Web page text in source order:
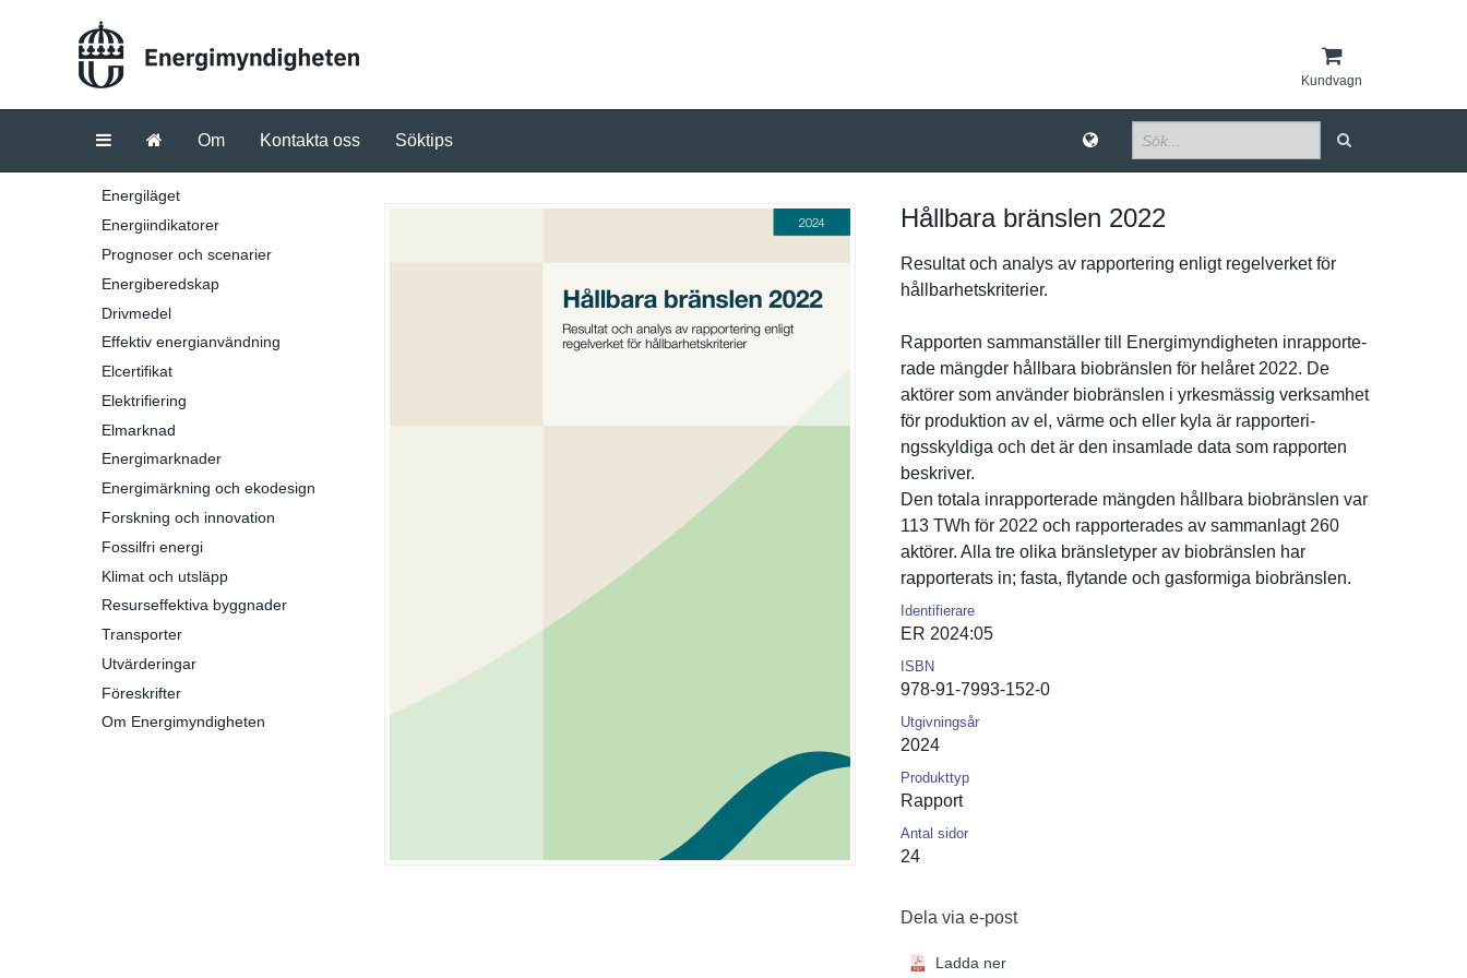
Kundvagn
Om Kontakta oss Söktips
Energiläget
Energiindikatorer
Prognoser och scenarier
Energiberedskap
Drivmedel
Effektiv energianvändning
Elcertifikat
Elektrifiering
Elmarknad
Energimarknader
Energimärkning och ekodesign
Forskning och innovation
Fossilfri energi
Klimat och utsläpp
Resurseffektiva byggnader
Transporter
Utvärderingar
Föreskrifter
Om Energimyndigheten
Hållbara bränslen 2022
Resultat och analys av rapporteri­ng enligt regelverke­t för
hållbarhet­skriterier.
Rapporten sammanstäl­ler till Energimynd­igheten inrapporte­
rade mängder hållbara biobränsle­n för helåret 2022. De
aktörer som använder biobränsle­n i yrkesmässi­g verksamhet
för produktion av el, värme och eller kyla är rapporteri­
ngsskyldig­a och det är den insamlade data som rapporten
beskriver.
Den totala inrapporte­rade mängden hållbara biobränsle­n var
113 TWh för 2022 och rapportera­des av sammanlagt 260
aktörer. Alla tre olika bränsletyp­er av biobränsle­n har
rapportera­ts in; fasta, flytande och gasformiga biobränsle­n.
Identifierare
ER 2024:05
ISBN
978-91-7993-152-0
Utgivningsår
2024
Produkttyp
Rapport
Antal sidor
24
Dela via e-post
Ladda ner